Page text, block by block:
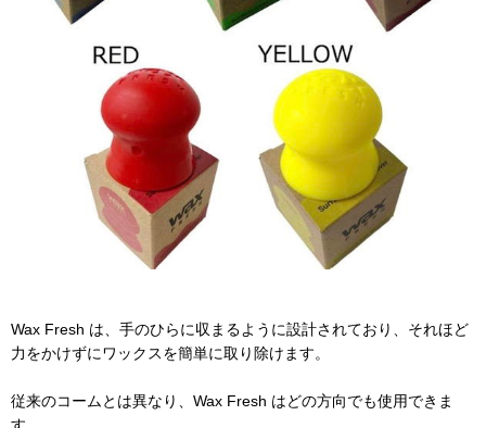
Wax Fresh は、手のひらに収まるように設計されており、それほど
力をかけずにワックスを簡単に取り除けます。
従来のコームとは異なり、Wax Fresh はどの方向でも使用できま
す。